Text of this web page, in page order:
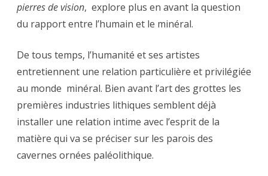
pierres de vision, explore plus en avant la question
du rapport entre l’humain et le minéral.
De tous temps, l’humanité et ses artistes
entretiennent une relation particulière et privilégiée
au monde minéral. Bien avant l’art des grottes les
premières industries lithiques semblent déjà
installer une relation intime avec l’esprit de la
matière qui va se préciser sur les parois des
cavernes ornées paléolithique.